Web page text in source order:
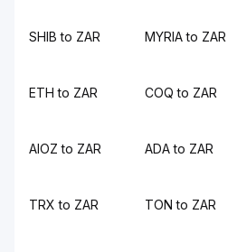
SHIB to ZAR MYRIA to ZAR
ETH to ZAR COQ to ZAR
AIOZ to ZAR ADA to ZAR
TRX to ZAR TON to ZAR